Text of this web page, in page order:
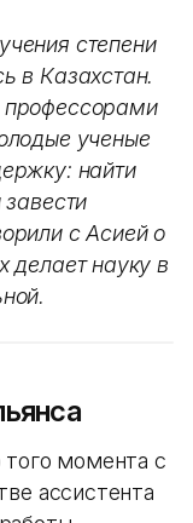
степени
в Казахстан.
ученые
найти
с Асией о
делает науку в
того момента с
ассистента